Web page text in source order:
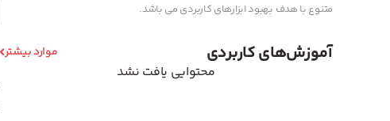
متنوع با هدف بهبود ابزارهای کاربردی می باشد.
آموزش‌های کاربردی موارد بیشتر
محتوایی یافت نشد